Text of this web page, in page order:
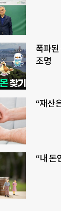
폭파
조명
“재산
“내 돈